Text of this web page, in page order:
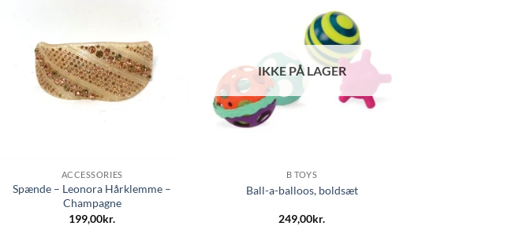
ACCESSORIES
Spænde – Leonora Hårklemme –
Champagne
199,00kr.
IKKE PÅ LAGER
B TOYS
Ball-a-balloos, boldsæt
249,00kr.